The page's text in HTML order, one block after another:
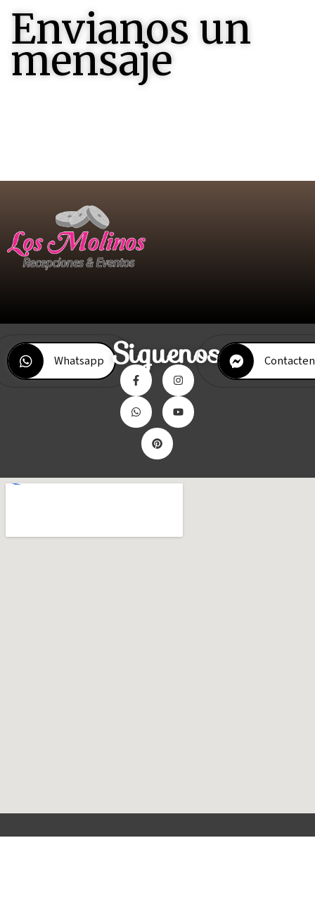
Envianos un
mensaje
Whatsapp Siguenos